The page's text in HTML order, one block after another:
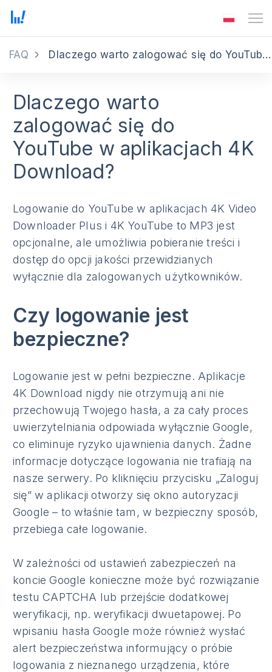
FAQ Dlaczego warto zalogować się do YouTube w aplikacjach 4K Download?
Dlaczego warto
zalogować się do
YouTube w aplikacjach 4K
Download?
Logowanie do YouTube w aplikacjach 4K Video
Downloader Plus i 4K YouTube to MP3 jest
opcjonalne, ale umożliwia pobieranie treści i
dostęp do opcji jakości przewidzianych
wyłącznie dla zalogowanych użytkowników.
Czy logowanie jest
bezpieczne?
Logowanie jest w pełni bezpieczne. Aplikacje
4K Download nigdy nie otrzymują ani nie
przechowują Twojego hasła, a za cały proces
uwierzytelniania odpowiada wyłącznie Google,
co eliminuje ryzyko ujawnienia danych. Żadne
informacje dotyczące logowania nie trafiają na
nasze serwery. Po kliknięciu przycisku „Zaloguj
się” w aplikacji otworzy się okno autoryzacji
Google – to właśnie tam, w bezpieczny sposób,
przebiega całe logowanie.
W zależności od ustawień zabezpieczeń na
koncie Google konieczne może być rozwiązanie
testu CAPTCHA lub przejście dodatkowej
weryfikacji, np. weryfikacji dwuetapowej. Po
wpisaniu hasła Google może również wysłać
alert bezpieczeństwa informujący o próbie
logowania z nieznanego urządzenia, które